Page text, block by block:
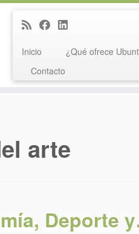
Inicio ¿Qué ofrece
Contacto
arte
Deporte